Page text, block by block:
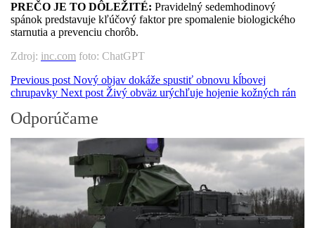
PREČO JE TO DÔLEŽITÉ: Pravidelný sedemhodinový
spánok predstavuje kľúčový faktor pre spomalenie biologického
starnutia a prevenciu chorôb.
Zdroj: inc.com foto: ChatGPT
Previous post Nový objav dokáže spustiť obnovu kĺbovej
chrupavky Next post Živý obväz urýchľuje hojenie kožných rán
Odporúčame